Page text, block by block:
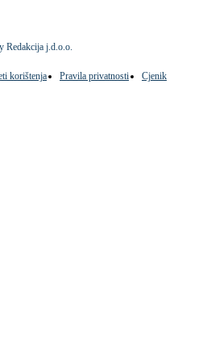
Redakcija j.d.o.o.
korištenja Pravila privatnosti
Cjenik